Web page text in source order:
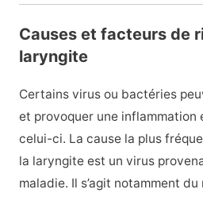
Causes et facteurs de
laryngite
Certains virus ou bactéries
et provoquer une inflammation
celui-ci. La cause la plus
la laryngite est un virus
maladie. Il s’agit notamment